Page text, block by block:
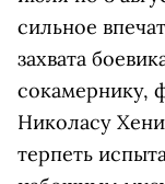
сильное
захвата
сокамернику,
Николасу
терпеть